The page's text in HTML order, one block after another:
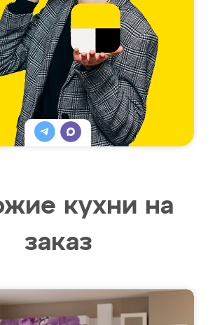
кухни на
заказ